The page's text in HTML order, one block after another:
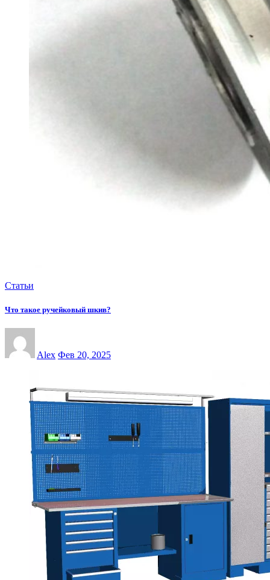
Статьи
Что такое ручейковый шкив?
Alex Фев 20, 2025